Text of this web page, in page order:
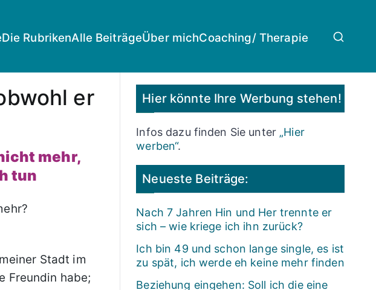
Die RubrikenAlle BeiträgeÜber michCoaching/ Therapie
er
mehr,
tun
Stadt im
Freundin habe;
Hier könnte Ihre Werbung stehen!
Infos dazu finden Sie unter „Hier
werben“.
Neueste Beiträge:
Nach 7 Jahren Hin und Her trennte er
sich – wie kriege ich ihn zurück?
Ich bin 49 und schon lange single, es ist
zu spät, ich werde eh keine mehr finden
Beziehung eingehen: Soll ich die eine